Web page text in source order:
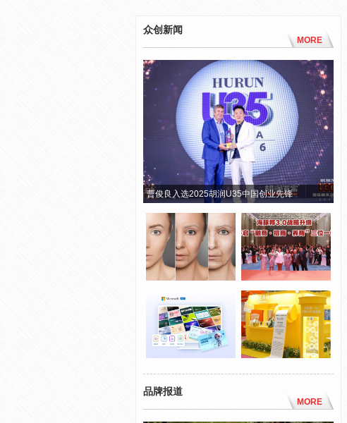
众创新闻
MORE
曹俊良入选2025胡润U35中国创业先锋
品牌报道
MORE